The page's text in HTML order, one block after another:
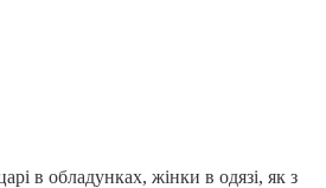
в обладунках, жінки в одязі, як з